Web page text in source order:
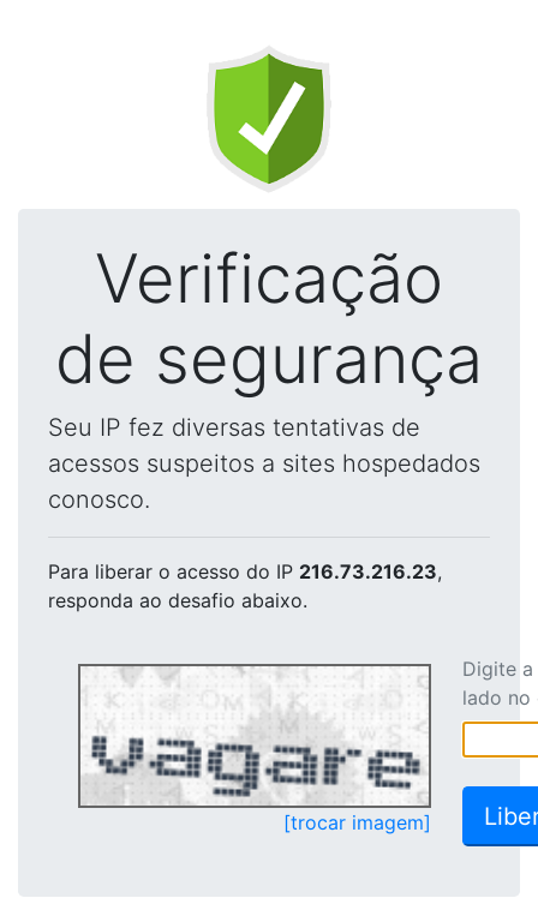
Verificação
de segurança
Seu IP fez diversas tentativas de
acessos suspeitos a sites hospedados
conosco.
Para liberar o acesso do IP 216.73.216.23,
responda ao desafio abaixo.
[trocar imagem]
Digite
lado no